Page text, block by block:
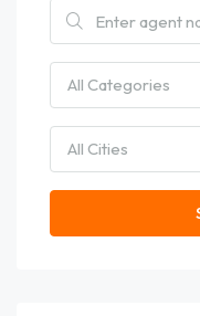
All Categories
All Cities